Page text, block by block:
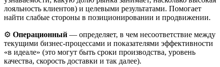
лояльность клиентов) и целевыми результатами. Помогает
найти слабые стороны в позиционировании и продвижении.
⚙️ Операционный — определяет, в чем несоответствие между
текущими бизнес-процессами и показателями эффективности
«в идеале» (это могут быть сроки производства, уровень
качества, скорость доставки и так далее).